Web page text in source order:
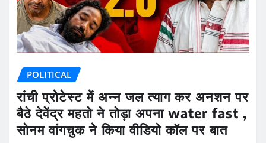
POLITICAL
रांची प्रोटेस्ट में अन्न जल त्याग कर अनशन पर
बैठे देवेंद्र महतो ने तोड़ा अपना water fast ,
सोनम वांगचुक ने किया वीडियो कॉल पर बात